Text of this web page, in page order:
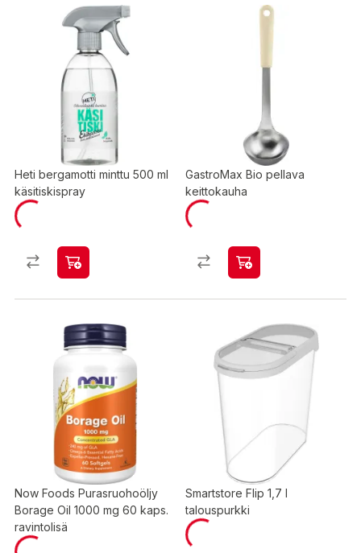
Heti bergamotti minttu 500 ml
käsitiskispray
GastroMax Bio pellava
keittokauha
Now Foods Purasruohoöljy
Borage Oil 1000 mg 60 kaps.
ravintolisä
Smartstore Flip 1,7 l
talouspurkki